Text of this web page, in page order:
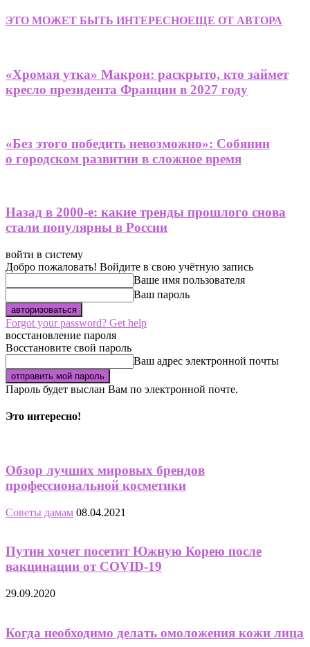
ЭТО МОЖЕТ БЫТЬ ИНТЕРЕСНОЕЩЕ ОТ АВТОРА
«Хромая утка» Макрон: раскрыто, кто займет
кресло президента Франции в 2027 году
«Без этого победить невозможно»: Собянин
о городском развитии в сложное время
Назад в 2000-е: какие тренды прошлого снова
стали популярны в России
войти в систему
Добро пожаловать! Войдите в свою учётную запись
Ваше имя пользователя
Ваш пароль
Forgot your password? Get help
восстановление пароля
Восстановите свой пароль
Ваш адрес электронной почты
Пароль будет выслан Вам по электронной почте.
Это интересно!
Обзор лучших мировых брендов
профессиональной косметики
Советы дамам 08.04.2021
Путин хочет посетит Южную Корею после
вакцинации от COVID-19
29.09.2020
Когда необходимо делать омоложения кожи лица